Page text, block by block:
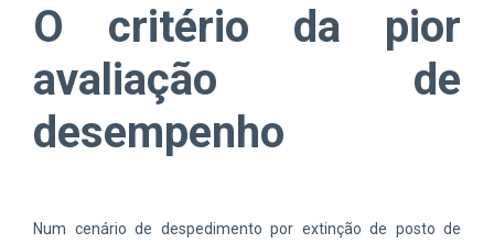
O critério da pior
avaliação de
desempenho
Num cenário de despedimento por extinção de posto de